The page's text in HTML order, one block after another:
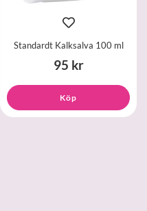
Standardt Kalksalva 100 ml
95 kr
Köp